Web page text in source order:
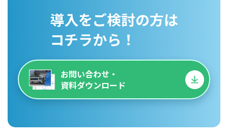
導入をご検討の方は
コチラから！
お問い合わせ・
資料ダウンロード